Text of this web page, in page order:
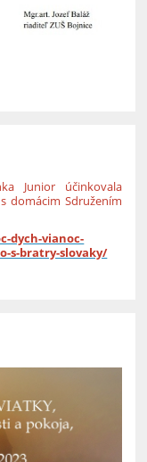
Junior účinkovala
domácim Sdružením
dych-vianoc-
s-bratry-slovaky/